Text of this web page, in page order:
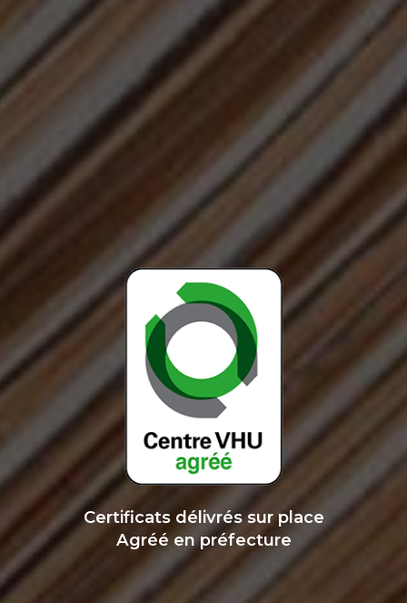
Certificats délivrés sur place
Agréé en préfecture